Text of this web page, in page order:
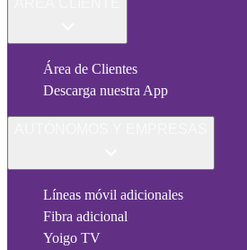
Área de Clientes
Descarga nuestra App
Líneas móvil adicionales
Fibra adicional
Yoigo TV